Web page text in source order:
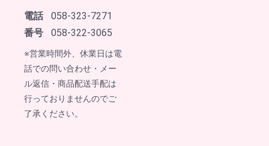
電話
番号
058-323-7271
058-322-3065
※営業時間外、休業日は電
話での問い合わせ・メー
ル返信・商品配送手配は
行っておりませんのでご
了承ください。